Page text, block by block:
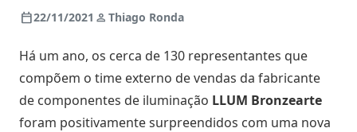
Digitais
Política
Indústrias
ERPs
Blog
Indique
calendar_today22/11/2021 person Thiago Ronda
Há um ano, os cerca de 130 representantes que
compõem o time externo de vendas da fabricante
de componentes de iluminação LLUM Bronzearte
foram positivamente surpreendidos com uma nova